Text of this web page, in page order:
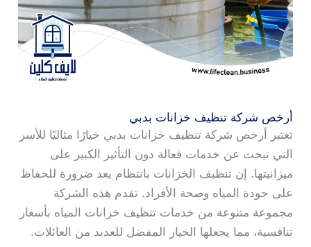
أرخص شركة تنظيف خزانات بدبي
تعتبر أرخص شركة تنظيف خزانات بدبي خيارًا مثاليًا للأسر
التي تبحث عن خدمات فعالة دون التأثير الكبير على
ميزانيتها. إن تنظيف الخزانات بانتظام يعد ضرورة للحفاظ
على جودة المياه وصحة الأفراد. تقدم هذه الشركة
مجموعة متنوعة من خدمات تنظيف خزانات المياه بأسعار
تنافسية، مما يجعلها الخيار المفضل للعديد من العائلات.